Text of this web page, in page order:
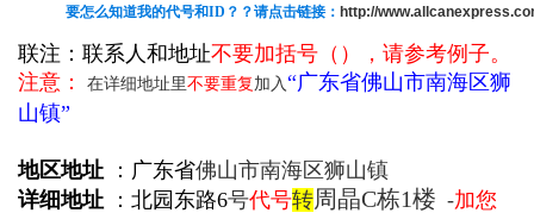
要怎么知道我的代号和ID？？请点击链接： http://
联注：联系人和地址不要加括号 （），请参考例子。
注意：
在详细地址里不要重复加入“广东省佛山市南海区狮
山镇”
地区地址 ： 广东省佛山市南海区狮山镇
详细地址 ：北园东路6号代号转周晶C栋1楼 -加您